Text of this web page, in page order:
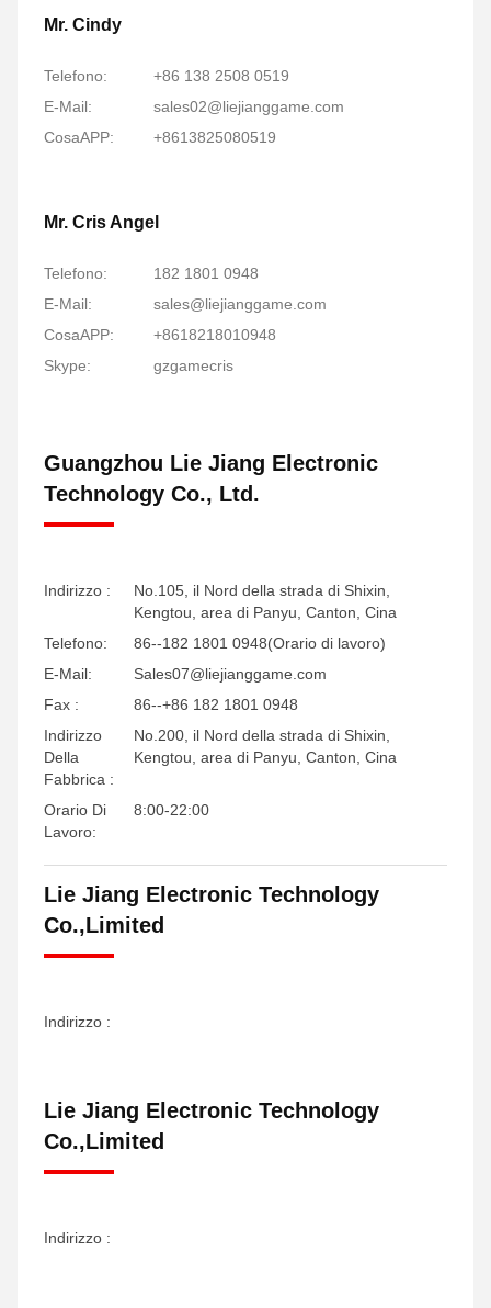
Mr. Cindy
Telefono:
+86 138 2508 0519
E-Mail:
sales02@liejianggame.com
CosaAPP:
+8613825080519
Mr. Cris Angel
Telefono:
182 1801 0948
E-Mail:
sales@liejianggame.com
CosaAPP:
+8618218010948
Skype:
gzgamecris
Guangzhou Lie Jiang Electronic
Technology Co., Ltd.
Indirizzo :
No.105, il Nord della strada di Shixin,
Kengtou, area di Panyu, Canton, Cina
Telefono:
86--182 1801 0948(Orario di lavoro)
E-Mail:
Sales07@liejianggame.com
Fax :
86--+86 182 1801 0948
Indirizzo
Della
Fabbrica :
No.200, il Nord della strada di Shixin,
Kengtou, area di Panyu, Canton, Cina
Orario Di
Lavoro:
8:00-22:00
Lie Jiang Electronic Technology
Co.,Limited
Indirizzo :
Lie Jiang Electronic Technology
Co.,Limited
Indirizzo :